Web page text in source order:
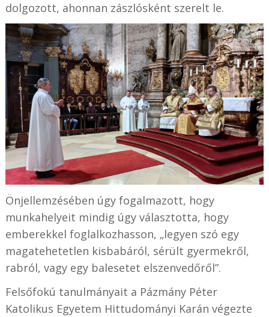
dolgozott, ahonnan zászlósként szerelt le.
Önjellemzésében úgy fogalmazott, hogy
munkahelyeit mindig úgy választotta, hogy
emberekkel foglalkozhasson, „legyen szó egy
magatehetetlen kisbabáról, sérült gyermekről,
rabról, vagy egy balesetet elszenvedőről”.
Felsőfokú tanulmányait a Pázmány Péter
Katolikus Egyetem Hittudományi Karán végezte